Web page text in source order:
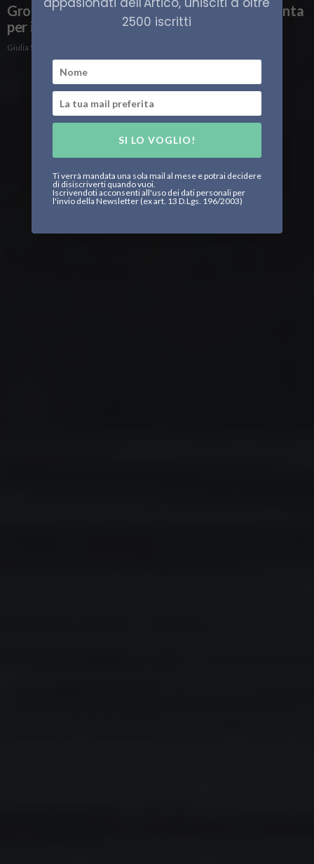
Groenlandia e Danimarca, un’indagine congiunta
per i crimini del passato
Giulia Sacchi
2500 iscritti
SI LO VOGLIO!
Ti verrà mandata una sola mail al mese e potrai decidere
di disiscriverti quando vuoi.
Iscrivendoti acconsenti all'uso dei dati personali per
l'invio della Newsletter (ex art. 13 D.Lgs. 196/2003)